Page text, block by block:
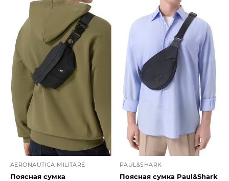
AERONAUTICA MILITARE
Поясная сумка
PAUL&SHARK
Поясная сумка Paul&Shark